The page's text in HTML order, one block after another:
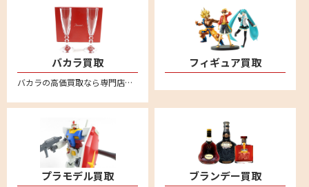
バカラ買取
バカラの高価買取なら専門店のリムーブへお任せください。全国対応・送料無料の安心宅配査定。バカラのタンブラーやワイングラスなどぜひお売りください。
フィギュア買取
プラモデル買取 ブランデー買取